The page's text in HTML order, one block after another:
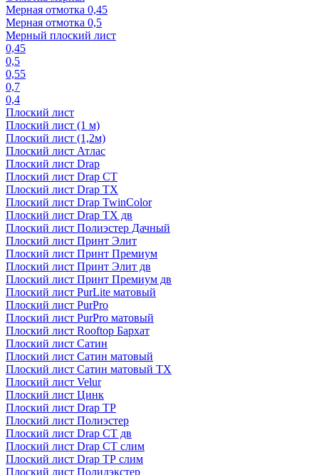
Мерная отмотка 0,45
Мерная отмотка 0,5
Мерный плоский лист
0,45
0,5
0,55
0,7
0,4
Плоский лист
Плоский лист (1 м)
Плоский лист (1,2м)
Плоский лист Атлас
Плоский лист Drap
Плоский лист Drap СТ
Плоский лист Drap TX
Плоский лист Drap TwinColor
Плоский лист Drap ТХ дв
Плоский лист Полиэстер Дачный
Плоский лист Принт Элит
Плоский лист Принт Премиум
Плоский лист Принт Элит дв
Плоский лист Принт Премиум дв
Плоский лист PurLite матовый
Плоский лист PurPro
Плоский лист PurPro матовый
Плоский лист Rooftop Бархат
Плоский лист Сатин
Плоский лист Сатин матовый
Плоский лист Сатин матовый TX
Плоский лист Velur
Плоский лист Цинк
Плоский лист Drap ТР
Плоский лист Полиэстер
Плоский лист Drap СТ дв
Плоский лист Drap СТ слим
Плоский лист Drap ТР слим
Плоский лист Полидэкстер